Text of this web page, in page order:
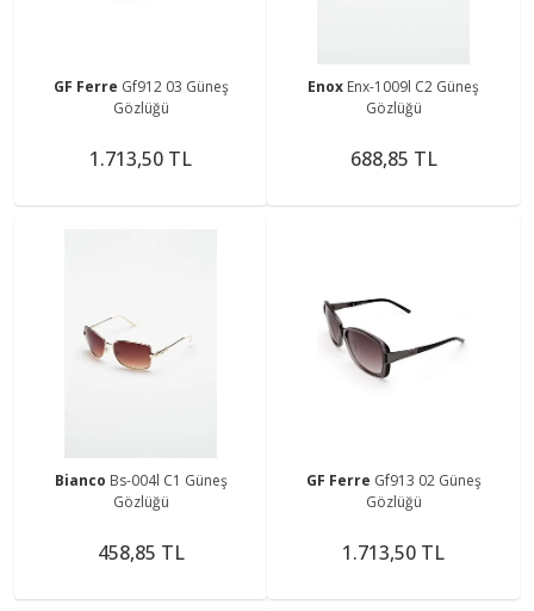
GF Ferre Gf912 03 Güneş
Gözlüğü
1.713,50 TL
Enox Enx-1009l C2 Güneş
Gözlüğü
688,85 TL
Bianco Bs-004l C1 Güneş
Gözlüğü
458,85 TL
GF Ferre Gf913 02 Güneş
Gözlüğü
1.713,50 TL